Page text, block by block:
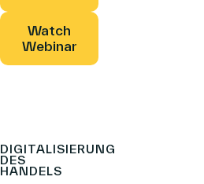
Watch
Webinar
DIGITALISIERUNG
DES
HANDELS